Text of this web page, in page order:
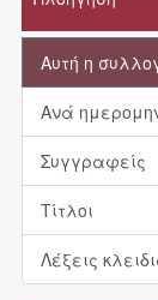
Αυτή η
Ανά
Συγγραφείς
Τίτλοι
Λέξεις